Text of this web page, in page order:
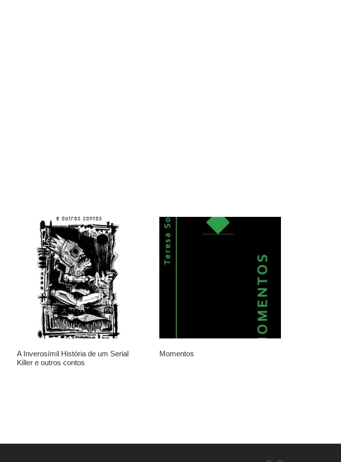
A Inverosímil História de um Serial
Killer e outros contos
Momentos